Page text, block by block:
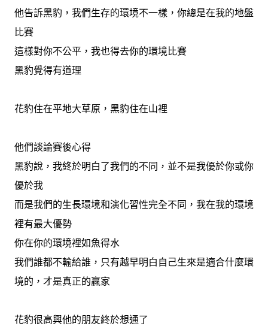
他告訴黑豹，我們生存的環境不一樣，你總是在我的地盤
比賽
這樣對你不公平，我也得去你的環境比賽
黑豹覺得有道理
花豹住在平地大草原，黑豹住在山裡
他們談論賽後心得
黑豹說，我終於明白了我們的不同，並不是我優於你或你
優於我
而是我們的生長環境和演化習性完全不同，我在我的環境
裡有最大優勢
你在你的環境裡如魚得水
我們誰都不輸給誰，只有越早明白自己生來是適合什麼環
境的，才是真正的贏家
花豹很高興他的朋友終於想通了